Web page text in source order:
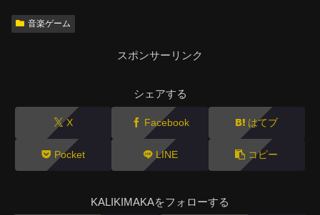
音楽ゲーム
スポンサーリンク
シェアする
X Facebook はてブ
Pocket LINE コピー
KALIKIMAKAをフォローする